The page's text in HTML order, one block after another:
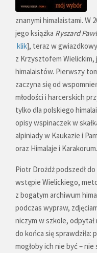
znanymi himalaistami. W
jego książka Ryszard
klik], teraz w
z Krzysztofem
himalaistów. Pierwszy
zaczyna się od
młodości i harcerskich
tylko dla polskiego
opisy wspinaczek w
alpiniady w Kaukazie i
oraz Himalaje i Karakorum.
Piotr Drożdż podszedł
wstępie Wielickiego,
z bogatym archiwum
podczas wypraw,
niczym w szkole, odpytał
do końca się sprawdziła:
mogłoby ich nie być –